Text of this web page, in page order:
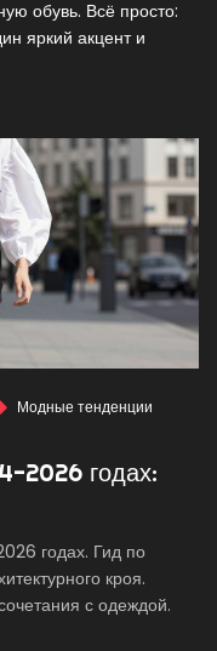
обувь. Всё просто:
яркий акцент и
Модные тенденции
2026 годах:
годах. Гид по
кроя.
с одеждой.